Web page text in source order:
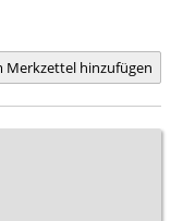
Merkzettel hinzufügen